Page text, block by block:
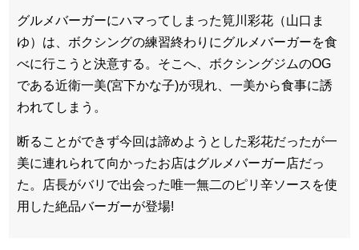
グルメバーガーにハマってしまった筧川彩花（山口ま
ゆ）は、ボクシングの練習終わりにグルメバーガーを食
べに行こうと決意する。そこへ、ボクシングジムのOG
である近衛一美(宮下かな子)が現れ、一美から食事に誘
われてしまう。
断ることができず今回は諦めようとした彩花だったが一
美に連れられて向かったお店はグルメバーガー店だっ
た。店長がバリで出会った唯一無二のピリ辛ソースを使
用した絶品バーガーが登場!